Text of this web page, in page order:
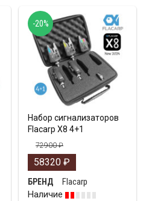
Набор сигнализаторов
Flacarp X8 4+1
72900₽
58320 ₽
БРЕНД
Flacarp
Наличие
-20%